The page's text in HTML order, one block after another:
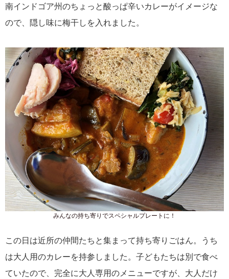
南インドゴア州のちょっと酸っぱ辛いカレーがイメージな
ので、隠し味に梅干しを入れました。
みんなの持ち寄りでスペシャルプレートに！
この日は近所の仲間たちと集まって持ち寄りごはん。うち
は大人用のカレーを持参しました。子どもたちは別で食べ
ていたので、完全に大人専用のメニューですが、大人だけ